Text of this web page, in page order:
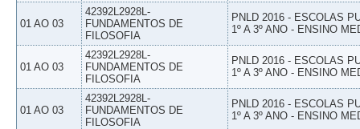
01 AO 03
42392L2928L-
FUNDAMENTOS DE
FILOSOFIA
PNLD 2016 - ESCOLAS
1º A 3º ANO - ENSINO
01 AO 03
42392L2928L-
FUNDAMENTOS DE
FILOSOFIA
PNLD 2016 - ESCOLAS
1º A 3º ANO - ENSINO
01 AO 03
42392L2928L-
FUNDAMENTOS DE
FILOSOFIA
PNLD 2016 - ESCOLAS
1º A 3º ANO - ENSINO